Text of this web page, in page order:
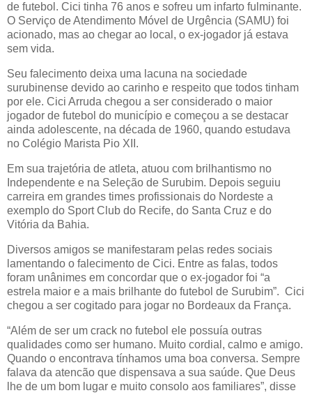
de futebol. Cici tinha 76 anos e sofreu um infarto fulminante.
O Serviço de Atendimento Móvel de Urgência (SAMU) foi
acionado, mas ao chegar ao local, o ex-jogador já estava
sem vida.
Seu falecimento deixa uma lacuna na sociedade
surubinense devido ao carinho e respeito que todos tinham
por ele. Cici Arruda chegou a ser considerado o maior
jogador de futebol do município e começou a se destacar
ainda adolescente, na década de 1960, quando estudava
no Colégio Marista Pio XII.
Em sua trajetória de atleta, atuou com brilhantismo no
Independente e na Seleção de Surubim. Depois seguiu
carreira em grandes times profissionais do Nordeste a
exemplo do Sport Club do Recife, do Santa Cruz e do
Vitória da Bahia.
Diversos amigos se manifestaram pelas redes sociais
lamentando o falecimento de Cici. Entre as falas, todos
foram unânimes em concordar que o ex-jogador foi “a
estrela maior e a mais brilhante do futebol de Surubim”. Cici
chegou a ser cogitado para jogar no Bordeaux da França.
“Além de ser um crack no futebol ele possuía outras
qualidades como ser humano. Muito cordial, calmo e amigo.
Quando o encontrava tínhamos uma boa conversa. Sempre
falava da atencão que dispensava a sua saúde. Que Deus
lhe de um bom lugar e muito consolo aos familiares”, disse